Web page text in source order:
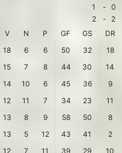
1 - 0
2 -
2
V N P GF GS
DR
18 6 6 50 32
18
15 7 8 44 30
14
14 10 6 45 36
9
12 11 7 34 23
11
13 8 9 58 50
8
13 5 12 43 41
2
12 7 11 39 29
10